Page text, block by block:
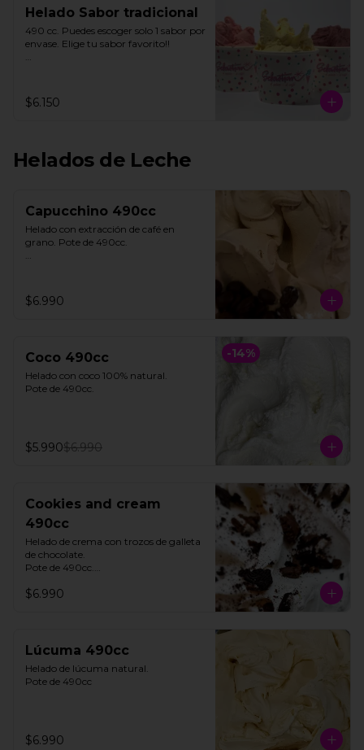
Helado Sabor tradicional
490 cc. Puedes escoger solo 1 sabor por
envase. Elige tu sabor favorito!!
y personas con intolerancia a la
lactosa, a excepción de la lúcuma"
$6.150
Helados de Leche
Capucchino 490cc
Helado con extracción de café en
grano. Pote de 490cc.
$6.990
-14%
Coco 490cc
Helado con coco 100% natural.
Pote de 490cc.
$5.990$6.990
Cookies and cream
490cc
Helado de crema con trozos de galleta
de chocolate.
Pote de 490cc.
**FOTO REFERENCIAL**
$6.990
Lúcuma 490cc
Helado de lúcuma natural.
Pote de 490cc
$6.990